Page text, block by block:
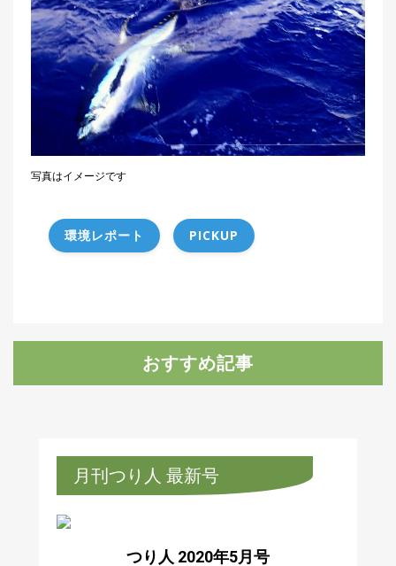
写真はイメージです
環境レポート PICKUP
おすすめ記事
月刊つり人 最新号
つり人 2020年5月号